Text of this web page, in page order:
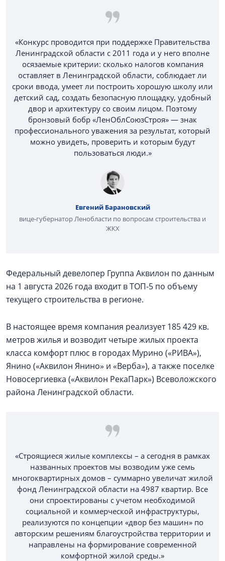
«Конкурс проводится при поддержке Правительства
Ленинградской области с 2011 года и у него вполне
осязаемые критерии: сколько налогов компания
оставляет в Ленинградской области, соблюдает ли
сроки ввода, умеет ли построить хорошую школу или
детский сад, создать безопасную площадку, удобный
двор и архитектуру со своим лицом. Поэтому
бронзовый бобр «ЛенОблСоюзСтроя» — знак
профессионального уважения за результат, который
можно увидеть, проверить и которым будут
пользоваться люди.»
Евгений Барановский
вице-губернатор Ленобласти по вопросам строительства и
ЖКХ
Федеральный девелопер Группа Аквилон по данным
на 1 августа 2026 года входит в ТОП-5 по объему
текущего строительства в регионе.
В настоящее время компания реализует 185 429 кв.
метров жилья и возводит четыре жилых проекта
класса комфорт плюс в городах Мурино («РИВА»),
Янино («Аквилон Янино» и «Верба»), а также поселке
Новосергиевка («Аквилон РекаПарк») Всеволожского
района Ленинградской области.
«Строящиеся жилые комплексы – а сегодня в рамках
названных проектов мы возводим уже семь
многоквартирных домов – суммарно увеличат жилой
фонд Ленинградской области на 4987 квартир. Все
они спроектированы с учетом необходимой
социальной и коммерческой инфраструктуры,
реализуются по концепции «двор без машин» по
авторским решениям благоустройства территории и
направлены на формирование современной
комфортной жилой среды.»